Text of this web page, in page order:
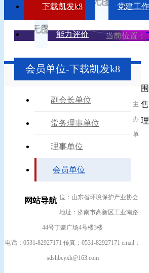
下载凯发k8 党建工作
能力评价 当前位置：
会员单位-下载凯发k8
副会长单位
常务理事单位
理事单位
会员单位
网站导航
主
办
单
位：山东省环境保护产业协会
地址：济南市高新区工业南路
44号丁豪广场4号楼3楼
电话：0531-82927171 传真：0531-82927171 email：
sdshbcyxh@163.com